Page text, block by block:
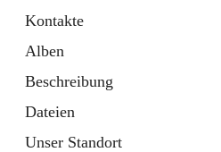
Kontakte
Alben
Beschreibung
Dateien
Unser Standort